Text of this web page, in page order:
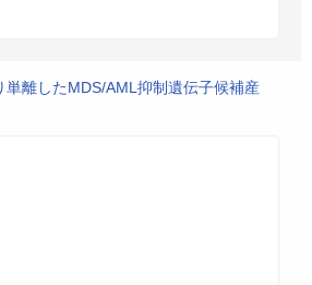
単離したMDS/AML抑制遺伝子候補産